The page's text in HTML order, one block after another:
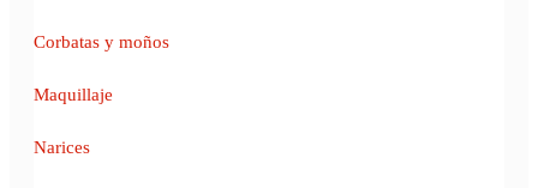
Corbatas y moños
Maquillaje
Narices